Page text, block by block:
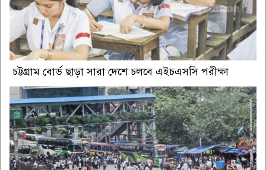
চট্টগ্রাম বোর্ড ছাড়া সারা দেশে চলবে এইচএসসি পরীক্ষা